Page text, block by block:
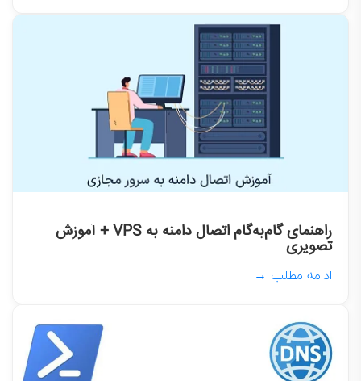
راهنمای گام‌به‌گام اتصال دامنه به VPS + آموزش
تصویری
ادامه مطلب →